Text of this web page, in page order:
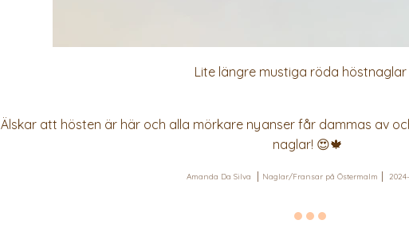
Lite längre mustiga röda höstnaglar
Älskar att hösten är här och alla mörkare nyanser får dammas av
naglar! 😍🍁
Amanda Da Silva Naglar/Fransar på Östermalm